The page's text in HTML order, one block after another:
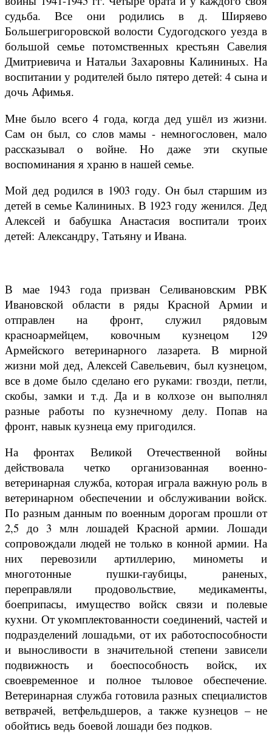
судьба. Все они родились в д. Ширяево
Большегригоровской волости Судогодского уезда в
большой семье потомственных крестьян Савелия
Дмитриевича и Натальи Захаровны Калининых. На
воспитании у родителей было пятеро детей: 4 сына и
дочь Афимья.
Мне было всего 4 года, когда дед ушёл из жизни.
Сам он был, со слов мамы - немногословен, мало
рассказывал о войне. Но даже эти скупые
воспоминания я храню в нашей семье.
Мой дед родился в 1903 году. Он был старшим из
детей в семье Калининых. В 1923 году женился. Дед
Алексей и бабушка Анастасия воспитали троих
детей: Александру, Татьяну и Ивана.
В мае 1943 года призван Селивановским РВК
Ивановской области в ряды Красной Армии и
отправлен на фронт, служил рядовым
красноармейцем, ковочным кузнецом 129
Армейского ветеринарного лазарета. В мирной
жизни мой дед, Алексей Савельевич, был кузнецом,
все в доме было сделано его руками: гвозди, петли,
скобы, замки и т.д. Да и в колхозе он выполнял
разные работы по кузнечному делу. Попав на
фронт, навык кузнеца ему пригодился.
На фронтах Великой Отечественной войны
действовала четко организованная военно-
ветеринарная служба, которая играла важную роль в
ветеринарном обеспечении и обслуживании войск.
По разным данным по военным дорогам прошли от
2,5 до 3 млн лошадей Красной армии. Лошади
сопровождали людей не только в конной армии. На
них перевозили артиллерию, минометы и
многотонные пушки-гаубицы, раненых,
переправляли продовольствие, медикаменты,
боеприпасы, имущество войск связи и полевые
кухни. От укомплектованности соединений, частей и
подразделений лошадьми, от их работоспособности
и выносливости в значительной степени зависели
подвижность и боеспособность войск, их
своевременное и полное тыловое обеспечение.
Ветеринарная служба готовила разных специалистов
ветврачей, ветфельдшеров, а также кузнецов – не
обойтись ведь боевой лошади без подков.